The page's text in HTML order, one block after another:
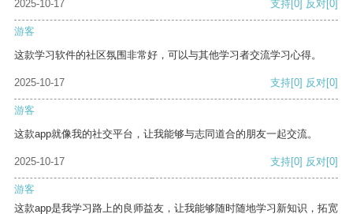
2025-10-17 支持[0] 反对[0]
游客
这款学习软件的社区氛围非常好，可以与其他学习者交流学习心得。
2025-10-17 支持[0] 反对[0]
游客
这款app就像我的社交平台，让我能够与志同道合的朋友一起交流。
2025-10-17 支持[0] 反对[0]
游客
这款app是我学习路上的良师益友，让我能够随时随地学习新知识，拓宽